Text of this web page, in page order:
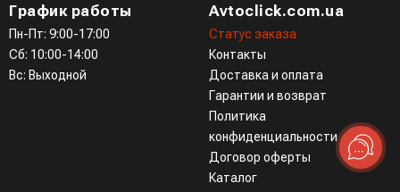
График работы
Пн-Пт: 9:00-17:00
Сб: 10:00-14:00
Вс: Выходной
Avtoclick.com.ua
Статус заказа
Контакты
Доставка и оплата
Гарантии и возврат
Политика
конфиденциальности
Договор оферты
Каталог